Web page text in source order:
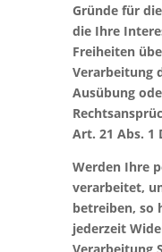
Gründe für
die Ihre
Freiheiten
Verarbeitung
Ausübung
Art. 21 Abs. 1
Werden Ihre
verarbeitet,
betreiben, so
jederzeit